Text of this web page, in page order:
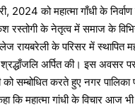
2024 को महात्मा गाँधी के
रस्तोगी के नेतृत्व में समाज के
रायबरेली के परिसर में स्थापित
श्रद्धाँजलि अर्पित की। इस अवसर
को सम्बोधित करते हुए नगर
कि महात्मा गांधी के विचार आज